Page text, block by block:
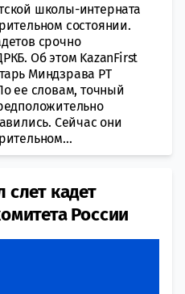
школы-интерната
состоянии.
срочно
Об этом KazanFirst
Миндзрава РТ
ее словам, точный
Сейчас они
кадет
России